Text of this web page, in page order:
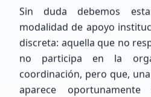
Principiante (SWL /
México, Estado de México,
Sin duda debemos
modalidad de apoyo
discreta: aquella que no
no participa en la
coordinación, pero que,
aparece